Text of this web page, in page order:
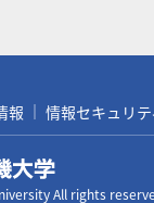
報 情報セキュリ
All rights